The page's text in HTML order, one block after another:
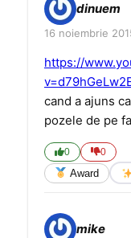
dinuem
16 noiembrie
https://
cand a ajuns
pozele de pe
0 0
Award
mike